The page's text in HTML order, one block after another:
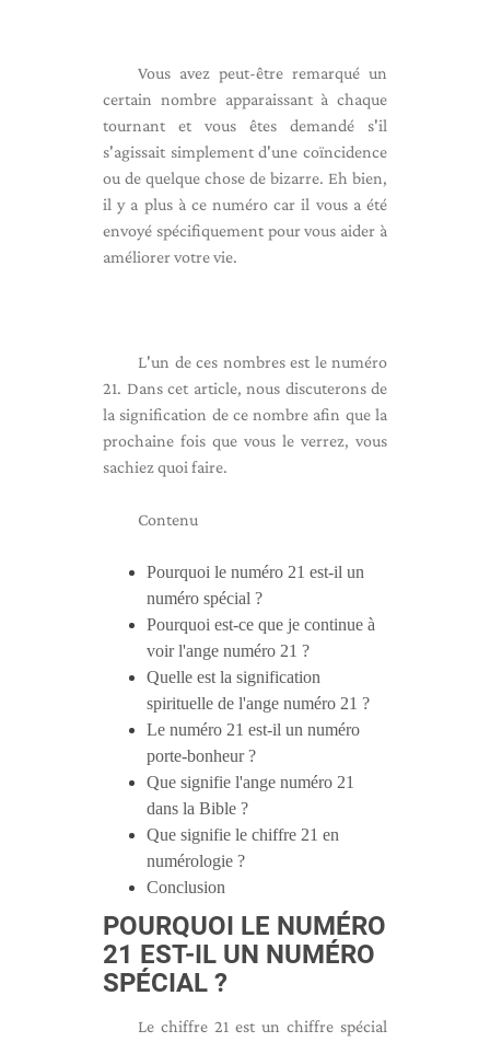
Vous avez peut-être remarqué un
certain nombre apparaissant à chaque
tournant et vous êtes demandé s'il
s'agissait simplement d'une coïncidence
ou de quelque chose de bizarre. Eh bien,
il y a plus à ce numéro car il vous a été
envoyé spécifiquement pour vous aider à
améliorer votre vie.
L'un de ces nombres est le numéro
21. Dans cet article, nous discuterons de
la signification de ce nombre afin que la
prochaine fois que vous le verrez, vous
sachiez quoi faire.
Contenu
Pourquoi le numéro 21 est-il un
numéro spécial ?
Pourquoi est-ce que je continue à
voir l'ange numéro 21 ?
Quelle est la signification
spirituelle de l'ange numéro 21 ?
Le numéro 21 est-il un numéro
porte-bonheur ?
Que signifie l'ange numéro 21
dans la Bible ?
Que signifie le chiffre 21 en
numérologie ?
Conclusion
POURQUOI LE NUMÉRO
21 EST-IL UN NUMÉRO
SPÉCIAL ?
Le chiffre 21 est un chiffre spécial